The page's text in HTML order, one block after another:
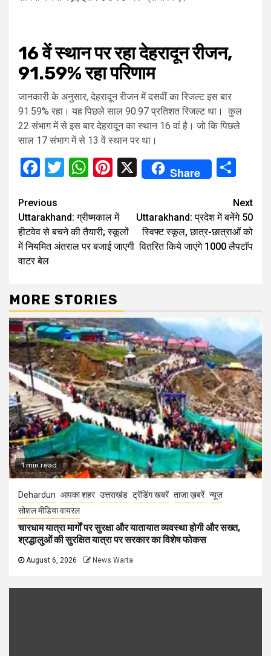
16 वें स्थान पर रहा देहरादून रीजन,
91.59% रहा परिणाम
जानकारी के अनुसार, देहरादून रीजन में दसवीं का रिजल्ट इस बार
91.59% रहा। यह पिछले साल 90.97 प्रतिशत रिजल्ट था। कुल
22 संभाग में से इस बार देहरादून का स्थान 16 वां है। जो कि पिछले
साल 17 संभाग में से 13 वें स्थान पर था।
Facebook
Twitter
WhatsApp
Pinterest
X Share
Continue
Reading
Previous
Uttarakhand: ग्रीष्मकाल में
हीटवेव से बचने की तैयारी; स्कूलों
में नियमित अंतराल पर बजाई जाएगी
वाटर बेल
Next
Uttarakhand: प्रदेश में बनेंगे 50
स्विफ्ट स्कूल, छात्र-छात्राओं को
वितरित किये जाएंगे 1000 लैपटाॅप
MORE STORIES
1 min read
Dehardun आपका शहर उत्तराखंड ट्रेंडिंग खबरें ताज़ा ख़बरें न्यूज़
सोशल मीडिया वायरल
चारधाम यात्रा मार्गों पर सुरक्षा और यातायात व्यवस्था होगी और सख्त,
श्रद्धालुओं की सुरक्षित यात्रा पर सरकार का विशेष फोकस
August 6, 2026 News Warta